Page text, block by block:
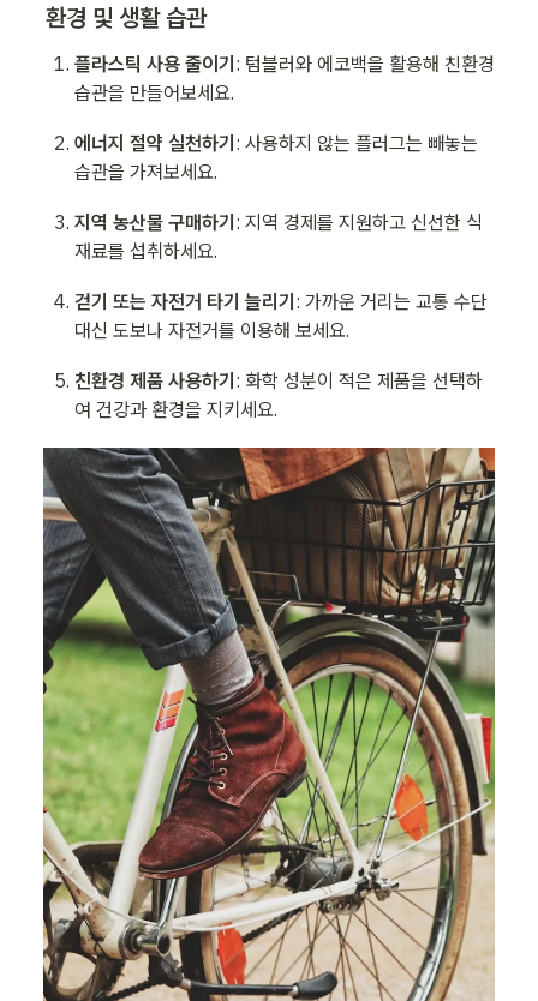
환경 및 생활 습관
플라스틱 사용 줄이기: 텀블러와 에코백을 활용해 친환경
습관을 만들어보세요.
에너지 절약 실천하기: 사용하지 않는 플러그는 빼놓는
습관을 가져보세요.
지역 농산물 구매하기: 지역 경제를 지원하고 신선한 식
재료를 섭취하세요.
걷기 또는 자전거 타기 늘리기: 가까운 거리는 교통 수단
대신 도보나 자전거를 이용해 보세요.
친환경 제품 사용하기: 화학 성분이 적은 제품을 선택하
여 건강과 환경을 지키세요.